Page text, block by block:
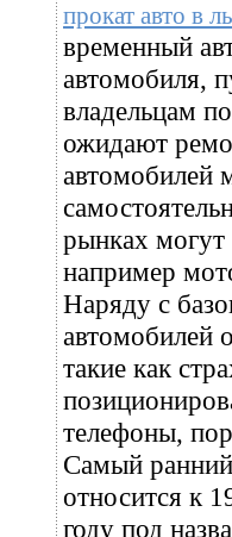
прокат авто в
временный
автомобиля,
владельцам
ожидают
автомобилей
рынках могут
например
Наряду с
автомобилей
такие как
телефоны,
Самый
относится к
году под